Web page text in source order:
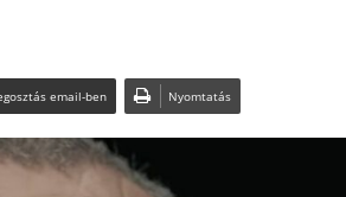
email-ben Nyomtatás